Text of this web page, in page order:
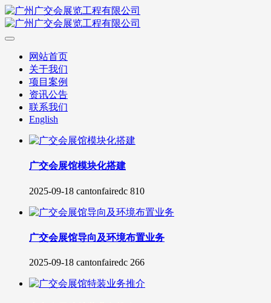
网站首页
关于我们
项目案例
资讯公告
联系我们
English
广交会展馆模块化搭建
2025-09-18 cantonfairedc 810
广交会展馆导向及环境布置业务
2025-09-18 cantonfairedc 266